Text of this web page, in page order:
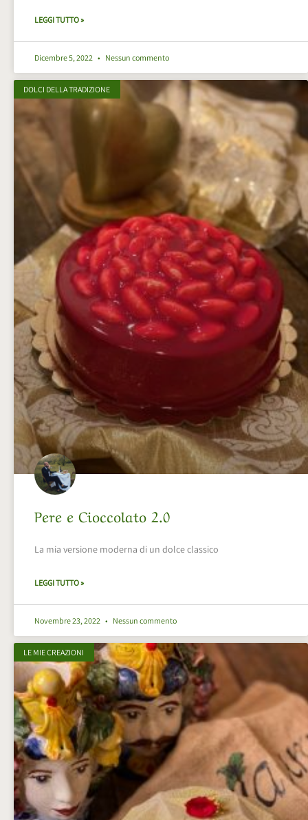
LEGGI TUTTO »
Dicembre 5, 2022 Nessun commento
DOLCI DELLA TRADIZIONE
Pere e Cioccolato 2.0
La mia versione moderna di un dolce classico
LEGGI TUTTO »
Novembre 23, 2022 Nessun commento
LE MIE CREAZIONI